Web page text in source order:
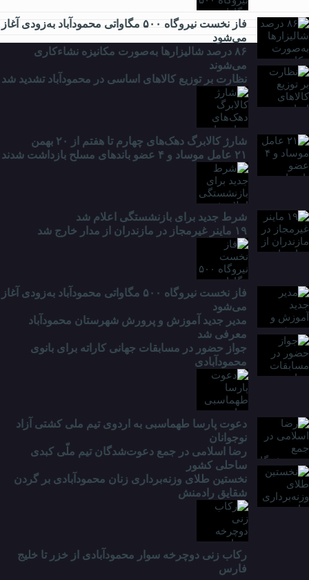
فاز نخست نیروگاه ۵۰۰ مگاواتی محمودآباد به‌زودی آغاز
می‌شود
۸۶ درصد شالیزارها به‌صورت مکانیزه نشاءکاری
می‌شوند
نظارت بر توزیع کالا‌های اساسی در محمودآباد تشدید شد
شارژ کالابرگ دهک‌های چهارم تا هفتم از ۲۰ بهمن
۲۱ عامل موساد و ۴ عضو باند‌های مسلح بازداشت شدند
شرط جدید برای بازنشستگی اعلام شد
۱۹ ماینر غیرمجاز در مازندران از مدار خارج شد
فاز نخست نیروگاه ۵۰۰ مگاواتی محمودآباد به‌زودی آغاز
می‌شود
مدیر جدید آموزش و پرورش شهرستان محمودآباد
معرفی شد
ورزشی
جواز حضور در مسابقات جهانی کاراته برای بانوی
محمودآبادی
دعوت پارسا طهماسبی به اردوی تیم ملی کشتی آزاد
نوجوانان
رضا اسلامی در جمع دعوت‌شدگان تیم ملّی کبدی
ساحلی کشور
نخستین طلای وزنه‌برداری زنان محمودآبادی بر گردن
شقایق رادمنش
رکاب زنی دوچرخه سوار محمودآبادی از خزر تا خلیج
فارس